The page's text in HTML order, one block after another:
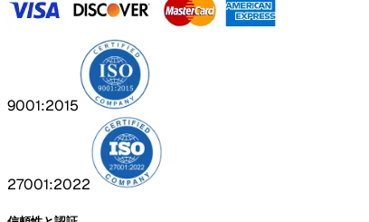
9001:2015
27001:2022